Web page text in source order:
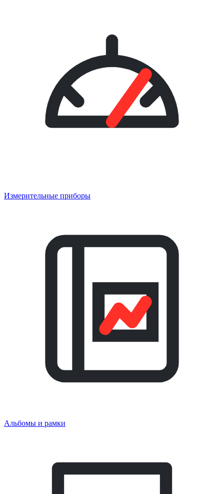
Измерительные приборы
Альбомы и рамки